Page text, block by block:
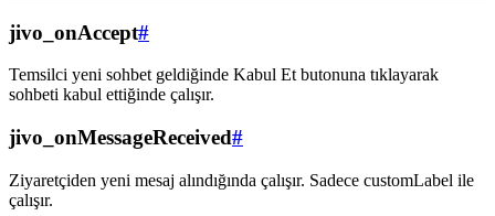
jivo_onAccept#
Temsilci yeni sohbet geldiğinde Kabul Et butonuna tıklayarak
sohbeti kabul ettiğinde çalışır.
jivo_onMessageReceived#
Ziyaretçiden yeni mesaj alındığında çalışır. Sadece customLabel ile
çalışır.